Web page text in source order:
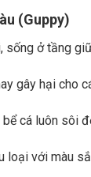
(Guppy)
sống ở tầng
gây hại cho
cá luôn sôi
loại với màu